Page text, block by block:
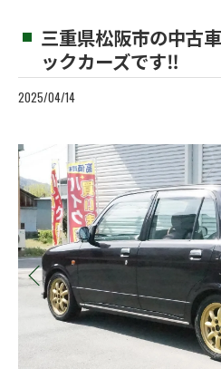
三重県松阪市の中古
ックカーズです‼️
2025/04/14